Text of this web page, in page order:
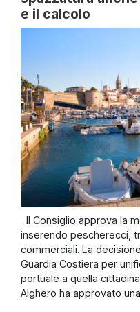
e il calcolo
Il Consiglio approva la
inserendo pescherecci,
commerciali. La
Guardia Costiera per
portuale a quella
Alghero ha approvato